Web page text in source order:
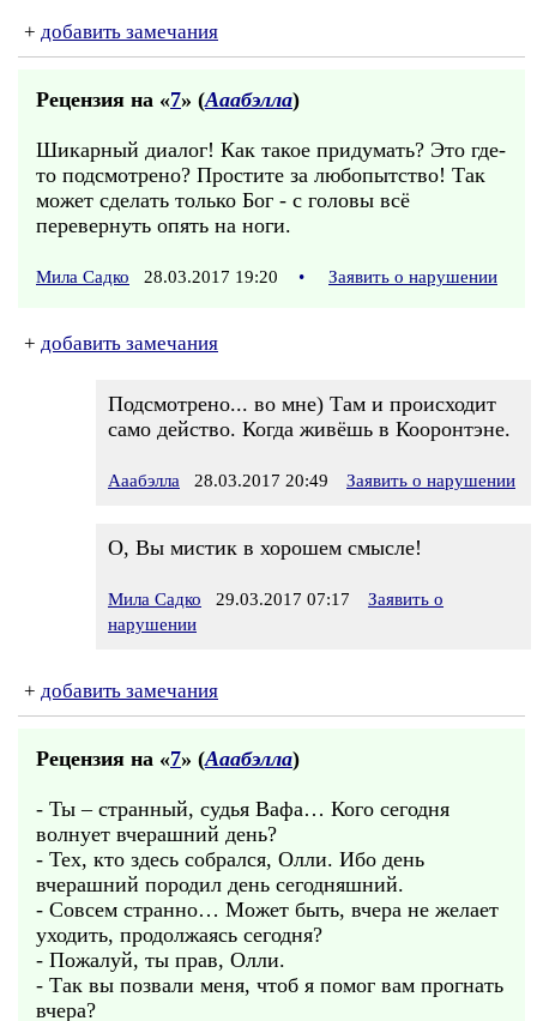
+ добавить замечания
Рецензия на «7» (Ааабэлла)
Шикарный диалог! Как такое придумать? Это где-
то подсмотрено? Простите за любопытство! Так
может сделать только Бог - с головы всё
перевернуть опять на ноги.
Мила Садко 28.03.2017 19:20 • Заявить о нарушении
+ добавить замечания
Подсмотрено... во мне) Там и происходит
само действо. Когда живёшь в Кооронтэне.
Ааабэлла 28.03.2017 20:49 Заявить о нарушении
О, Вы мистик в хорошем смысле!
Мила Садко 29.03.2017 07:17
Заявить о
нарушении
+ добавить замечания
Рецензия на «7» (Ааабэлла)
- Ты – странный, судья Вафа… Кого сегодня
волнует вчерашний день?
- Тех, кто здесь собрался, Олли. Ибо день
вчерашний породил день сегодняшний.
- Совсем странно… Может быть, вчера не желает
уходить, продолжаясь сегодня?
- Пожалуй, ты прав, Олли.
- Так вы позвали меня, чтоб я помог вам прогнать
вчера?